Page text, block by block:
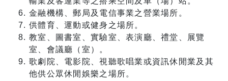
金融機構、郵局及電信事業之營業場所。
供體育、運動或健身之場所。
教室、圖書室、實驗室、表演廳、禮堂、展覽
室、會議廳（室）。
歌劇院、電影院、視聽歌唱業或資訊休閒業及其
他供公眾休閒娛樂之場所。